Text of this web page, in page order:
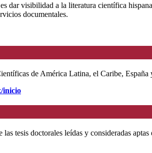
visibilidad a la literatura científica
documentales.
de América Latina, el Caribe, España
inicio
tesis doctorales leídas y consideradas